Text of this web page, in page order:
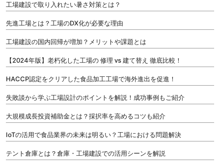
工場建設で取り入れたい暑さ対策とは？
先進工場とは？工場のDX化が必要な理由
工場建設の国内回帰が増加？メリットや課題とは
【2024年版】老朽化した工場の 修理 vs 建て替え 徹底比較！
HACCP認定をクリアした食品加工工場で海外進出を促進！
失敗談から学ぶ工場設計のポイントを解説！成功事例もご紹介
大規模成長投資補助金とは？採択率を高めるコツも紹介
IoTの活用で食品業界の未来は明るい？工場における問題解決
テント倉庫とは？倉庫・工場建設での活用シーンを解説